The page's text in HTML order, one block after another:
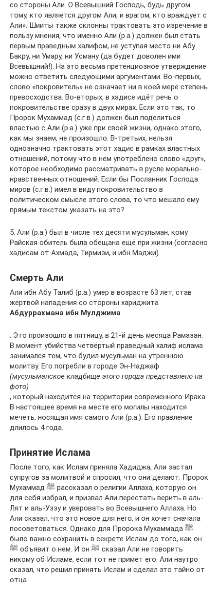
со стороны Али. О Всевышний Господь, будь другом
тому, кто является другом Али, и врагом, кто враждует с
Али». Шииты также склонны трактовать это изречение в
пользу мнения, что именно Али (р.а.) должен был стать
первым праведным халифом, не уступая место ни Абу
Бакру, ни Умару, ни Усману (да будет доволен ими
Всевышний!). На это весьма претенциозное утверждение
можно ответить следующими аргументами. Во-первых,
слово «покровитель» не означает ни в коей мере степень
превосходства. Во-вторых, в хадисе идёт речь о
покровительстве сразу в двух мирах. Если это так, то
Пророк Мухаммад (с.г.в.) должен был поделиться
властью с Али (р.а.) уже при своей жизни, однако этого,
как мы знаем, не произошло. В-третьих, нельзя
однозначно трактовать этот хадис в рамках властных
отношений, потому что в нём употреблено слово «друг»,
которое необходимо рассматривать в русле морально-
нравственных отношений. Если бы Посланник Господа
миров (с.г.в.) имел в виду покровительство в
политическом смысле этого слова, то что мешало ему
прямым текстом указать на это?
5. Али (р.а.) был в числе тех десяти мусульман, кому
Райская обитель была обещана ещё при жизни (согласно
хадисам от Ахмада, Тирмизи, и ибн Маджи).
Смерть Али
Али ибн Абу Талиб (р.а.) умер в возрасте 63 лет, став
жертвой нападения со стороны хариджита
Абдуррахмана ибн Мулджима
. Это произошло в пятницу, в 21-й день месяца Рамазан.
В момент убийства четвёртый праведный халиф ислама
занимался тем, что будил мусульман на утреннюю
молитву. Его погребли в городе Эн-Наджаф
(мусульманское кладбище этого города представлено на
фото)
, который находится на территории современного Ирака.
В настоящее время на месте его могилы находится
мечеть, носящая имя самого Али (р.а.). Его правление
длилось 4 года.
Принятие Ислама
После того, как Ислам приняла Хадиджа, Али застал
супругов за молитвой и спросил, что они делают. Пророк
Мухаммад ﷺ рассказал о религии Аллаха, которую он
для себя избрал, и призвал Али перестать верить в аль-
Лят и аль-Уззу и уверовать во Всевышнего Аллаха. Но
Али сказал, что это новое для него, и он хочет сначала
посоветоваться. Однако для Пророка Мухаммада ﷺ
было важно сохранить в секрете Ислам до того, как он
ﷺ объявит о нем. И он ﷺ сказал Али не говорить
никому об Исламе, если тот не примет его. Али наутро
сказал, что решил принять Ислам и сделал это тайно от
отца.